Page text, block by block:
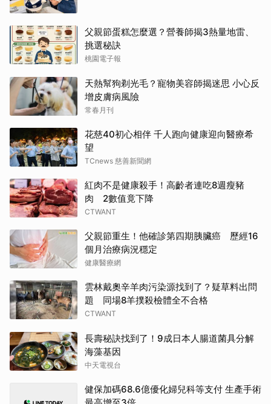
父親節蛋糕怎麼選？營養師揭3熱量地雷、
挑選秘訣
桃園電子報
天熱幫狗剃光毛？寵物美容師揭迷思 小心反
增皮膚病風險
常春月刊
花慈40初心相伴 千人跑向健康迎向醫療希
望
TCnews 慈善新聞網
紅肉不是健康殺手！高齡者連吃8週瘦豬
肉 2數值竟下降
CTWANT
父親節重生！他確診第四期胰臟癌 歷經16
個月治療病況穩定
健康醫療網
雲林戴奧辛羊肉污染源找到了？疑草料出問
題 同場8羊撲殺檢體全不合格
CTWANT
長壽秘訣找到了！9成日本人腸道菌具分解
海藻基因
中天電視台
健保加碼68.6億優化婦兒科等支付 生產手術